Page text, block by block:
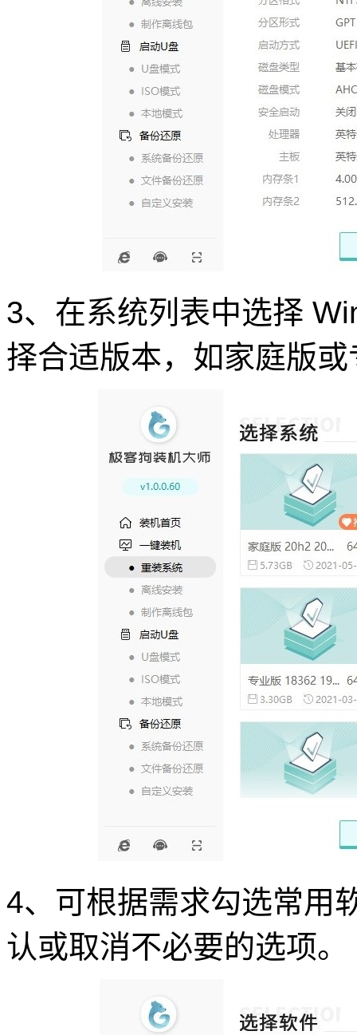
3、在系统列表中选择
择合适版本，如家庭版
4、可根据需求勾选常用
认或取消不必要的选项。